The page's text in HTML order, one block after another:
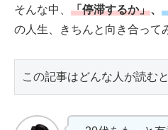
そんな中、 「停滞するか」、
の人生、きちんと向き合って
この記事はどんな人が読む